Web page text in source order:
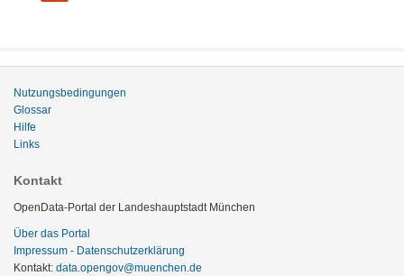
Nutzungsbedingungen
Glossar
Hilfe
Links
Kontakt
OpenData-Portal der Landeshauptstadt München
Über das Portal
Impressum - Datenschutzerklärung
Kontakt: data.opengov@muenchen.de